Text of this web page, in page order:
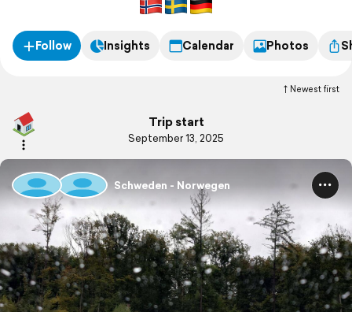
Follow Insights Calendar Photos
Newest first
Trip start
September 13, 2025
Schweden - Norwegen